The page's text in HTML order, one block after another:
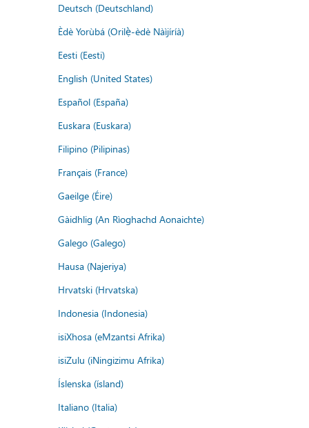
Deutsch (Deutschland)
Èdè Yorùbá (Orilẹ̀-èdè Nàìjíríà)
Eesti (Eesti)
English (United States)
Español (España)
Euskara (Euskara)
Filipino (Pilipinas)
Français (France)
Gaeilge (Éire)
Gàidhlig (An Rìoghachd Aonaichte)
Galego (Galego)
Hausa (Najeriya)
Hrvatski (Hrvatska)
Indonesia (Indonesia)
isiXhosa (eMzantsi Afrika)
isiZulu (iNingizimu Afrika)
Íslenska (ísland)
Italiano (Italia)